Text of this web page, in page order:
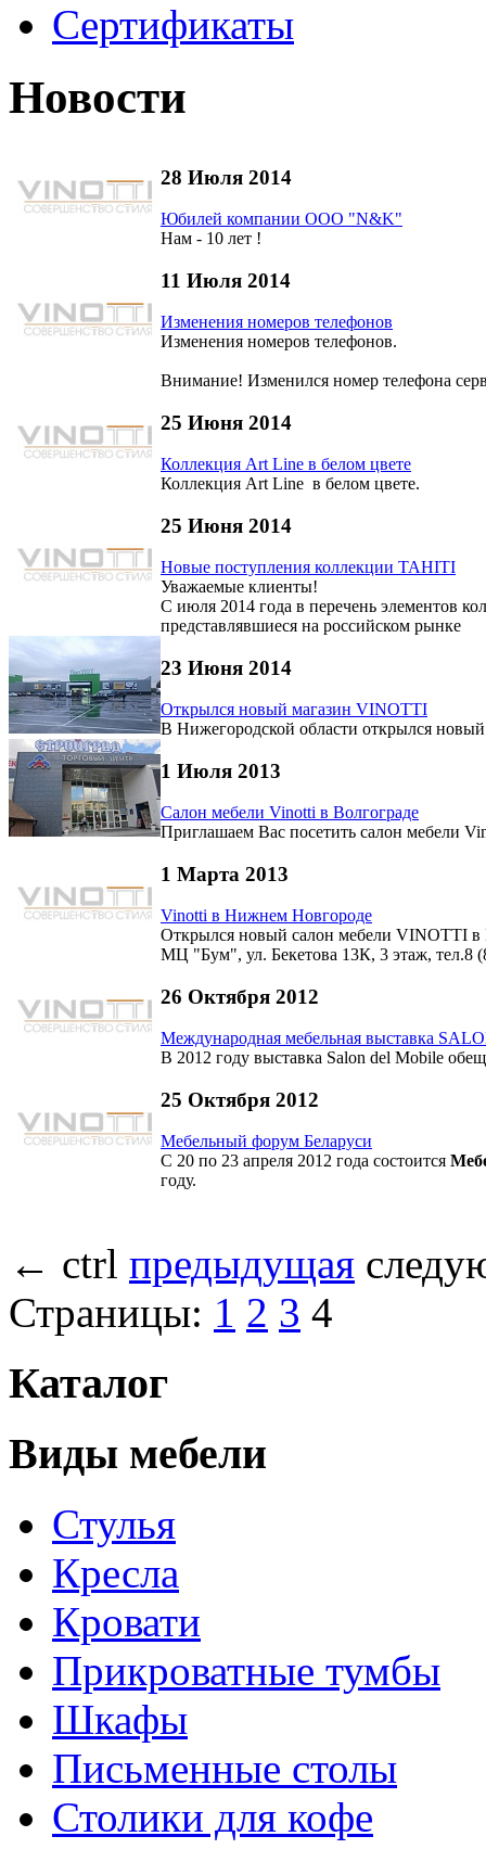
Сертификаты
Новости
28 Июля 2014
Юбилей компании OOO "N&K"
Нам - 10 лет !
11 Июля 2014
Изменения номеров телефонов
Изменения номеров телефонов.
Внимание! Изменился номер телефона
25 Июня 2014
Коллекция Art Line в белом цвете
Коллекция Art Line в белом цвете.
25 Июня 2014
Новые поступления коллекции TAHITI
Уважаемые клиенты!
С июля 2014 года в перечень элементов
представлявшиеся на российском рынке
23 Июня 2014
Открылся новый магазин VINOTTI
В Нижегородской области открылся
1 Июля 2013
Салон мебели Vinotti в Волгограде
Приглашаем Вас посетить салон мебели
1 Марта 2013
Vinotti в Нижнем Новгороде
Открылся новый салон мебели VINOTTI
МЦ "Бум", ул. Бекетова 13К, 3 этаж, тел.8
26 Октября 2012
Международная мебельная выставка
В 2012 году выставка Salon del Mobile
25 Октября 2012
Мебельный форум Беларуси
С 20 по 23 апреля 2012 года состоится
году.
← ctrl предыдущая
Страницы: 1 2 3 4
Каталог
Виды мебели
Стулья
Кресла
Кровати
Прикроватные тумбы
Шкафы
Письменные столы
Столики для кофе